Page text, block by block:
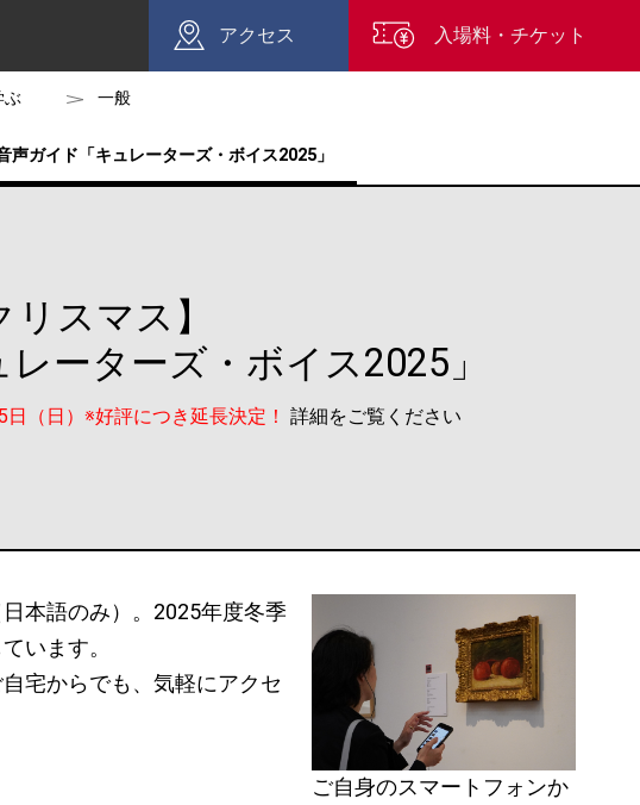
アクセス 入場料・チケット
ぶ 一般
声ガイド「キュレーターズ・ボイス2025」
リスマス】
ーターズ・ボイス2025」
（日）※好評につき延長決定！ 詳細をご覧ください
本語のみ）。2025年度冬季
います。
宅からでも、気軽にアクセ
ご自身のスマートフォンか